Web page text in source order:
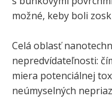
možné, keby boli
Celá oblasť
nepredvídateľnosti:
miera potenciálnej
neúmyselných